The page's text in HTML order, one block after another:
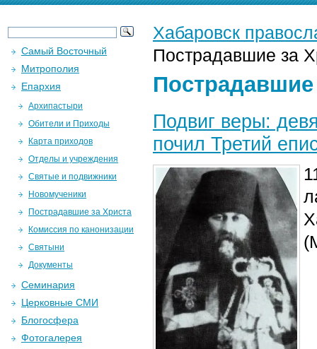
Хабаровск
Пострадавшие за
Пострадавшие
Подвиг веры:
почил Третий
Самый Восточный
Митрополия
Епархия
Архипастыри
Обители и Приходы
Карта приходов
Отделы и учреждения
Святые и подвижники
Новомученики
Пострадавшие за Христа
Комиссия по канонизации
Святыни
Документы
Семинария
Церковные СМИ
Блогосфера
Фотогалерея